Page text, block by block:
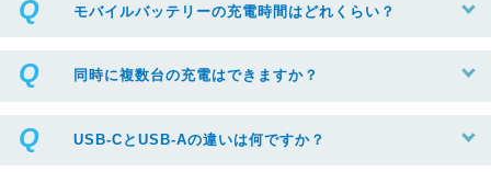
モバイルバッテリーの充電時間はどれくらい？
同時に複数台の充電はできますか？
USB-CとUSB-Aの違いは何ですか？